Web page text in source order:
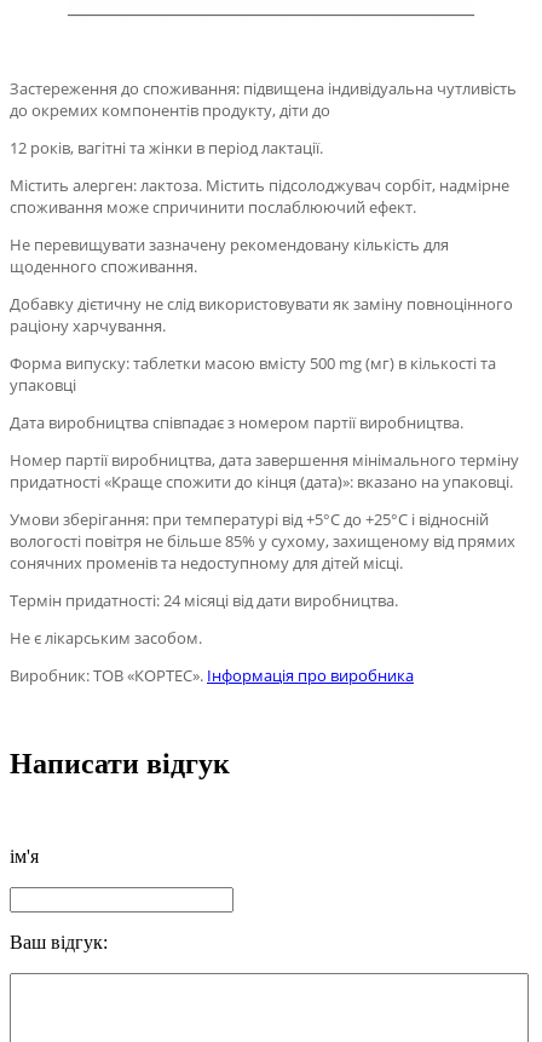
—————————————————————
Застереження до споживання: підвищена індивідуальна чутливість
до окремих компонентів продукту, діти до
12 років, вагітні та жінки в період лактації.
Містить алерген: лактоза. Містить підсолоджувач сорбіт, надмірне
споживання може спричинити послаблюючий ефект.
Не перевищувати зазначену рекомендовану кількість для
щоденного споживання.
Добавку дієтичну не слід використовувати як заміну повноцінного
раціону харчування.
Форма випуску: таблетки масою вмісту 500 mg (мг) в кількості та
упаковці
Дата виробництва співпадає з номером партії виробництва.
Номер партії виробництва, дата завершення мінімального терміну
придатності «Краще спожити до кінця (дата)»: вказано на упаковці.
Умови зберігання: при температурі від +5°С до +25°С і відносній
вологості повітря не більше 85% у сухому, захищеному від прямих
сонячних променів та недоступному для дітей місці.
Термін придатності: 24 місяці від дати виробництва.
Не є лікарським засобом.
Виробник: ТОВ «КОРТЕС». Інформація про виробника
Написати відгук
ім'я
Ваш відгук: